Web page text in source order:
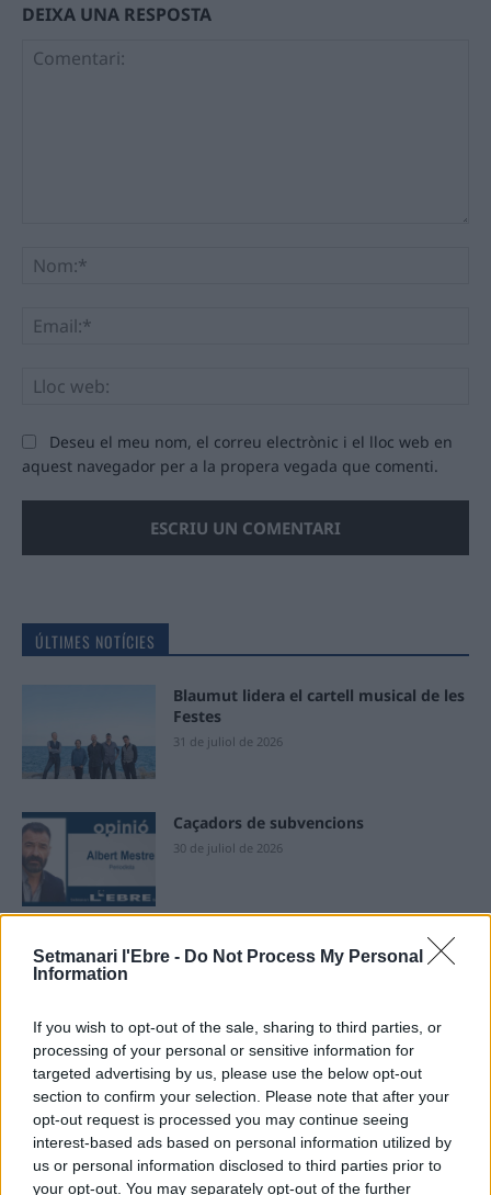
Setmanari l'Ebre - Do Not Process My Personal
Information
If you wish to opt-out of the sale, sharing to third parties, or
processing of your personal or sensitive information for
targeted advertising by us, please use the below opt-out
section to confirm your selection. Please note that after your
opt-out request is processed you may continue seeing
interest-based ads based on personal information utilized by
us or personal information disclosed to third parties prior to
your opt-out. You may separately opt-out of the further
DEIXA UNA RESPOSTA
Deseu el meu nom, el correu electrònic i el lloc web en
aquest navegador per a la propera vegada que comenti.
ÚLTIMES NOTÍCIES
Blaumut lidera el cartell musical de les
Festes
31 de juliol de 2026
Caçadors de subvencions
30 de juliol de 2026
Amposta viurà unes festes amb més
de 200 actes i l’expectació per l’eclipsi
Només 3 de cada 10 turistes visiten la
regió de l’Ebre durant juliol i agost
31 de juliol de 2026